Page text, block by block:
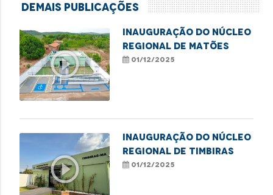
Demais Publicações
play_circle_outline
Inauguração do Núcleo
Regional de Matões
01/12/2025
play_circle_outline
Inauguração do Núcleo
Regional de Timbiras
01/12/2025